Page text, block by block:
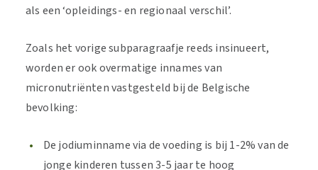
als een ‘opleidings- en regionaal verschil’.
Zoals het vorige subparagraafje reeds insinueert,
worden er ook overmatige innames van
micronutriënten vastgesteld bij de Belgische
bevolking:
De jodiuminname via de voeding is bij 1-2% van de
jonge kinderen tussen 3-5 jaar te hoog